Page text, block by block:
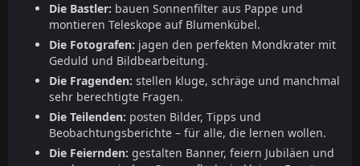
Die Bastler: bauen Sonnenfilter aus Pappe und
montieren Teleskope auf Blumenkübel.
Die Fotografen: jagen den perfekten Mondkrater mit
Geduld und Bildbearbeitung.
Die Fragenden: stellen kluge, schräge und manchmal
sehr berechtigte Fragen.
Die Teilenden: posten Bilder, Tipps und
Beobachtungsberichte – für alle, die lernen wollen.
Die Feiernden: gestalten Banner, feiern Jubiläen und